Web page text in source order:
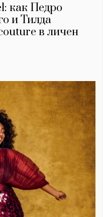
как Педро
и Тилда
в личен